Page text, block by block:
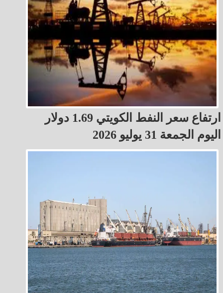
ارتفاع سعر النفط الكويتي 1.69 دولار
اليوم الجمعة 31 يوليو 2026